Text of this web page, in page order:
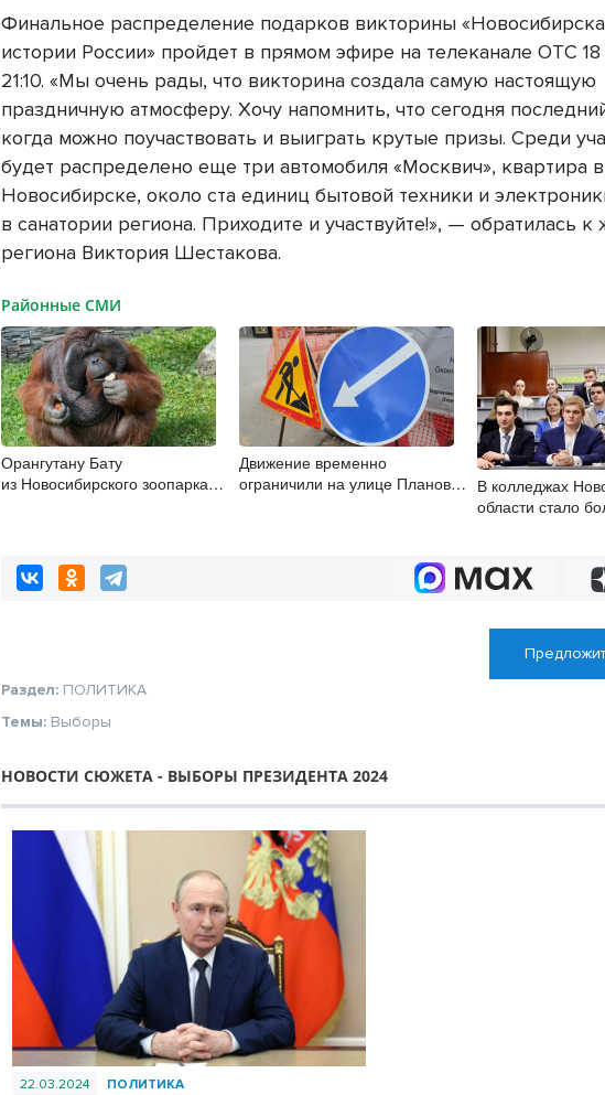
Финальное распределение подарков викторины
истории России» пройдет в прямом эфире на телеканале ОТС
21:10. «Мы очень рады, что викторина создала самую настоящую
праздничную атмосферу. Хочу напомнить, что сегодня
когда можно поучаствовать и выиграть крутые призы. Среди
будет распределено еще три автомобиля «Москвич», квартира в
Новосибирске, около ста единиц бытовой техники и
в санатории региона. Приходите и участвуйте!», — обратилась к
региона Виктория Шестакова.
Районные СМИ
Орангутану Бату
из Новосибирского зоопарка
Движение временно
ограничили на улице Плановой В колледжах
области стало
Раздел: ПОЛИТИКА
Темы: Выборы
НОВОСТИ СЮЖЕТА - ВЫБОРЫ ПРЕЗИДЕНТА 2024
22.03.2024 ПОЛИТИКА